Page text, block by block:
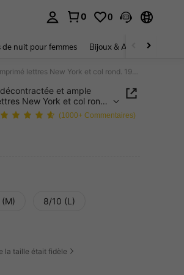
0 0
nuit pour femmes Bijoux & Accessoires pour
Wildy Robe d'été décontractée et ample pour femmes avec imprimé lettres New York et col rond. 1998 NEW YORK PURSUE EVERY POSSIBILITY
et ample
New York et col rond.
POSSIBILITY(1000+ Commentaires)
(M) 8/10 (L)
la taille était fidèle